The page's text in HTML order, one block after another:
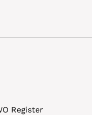
Register